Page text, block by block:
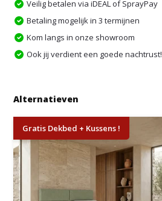
Veilig betalen via iDEAL of SprayPay
Betaling mogelijk in 3 termijnen
Kom langs in onze showroom
Ook jij verdient een goede nachtrust!
Alternatieven
Gratis Dekbed + Kussens !